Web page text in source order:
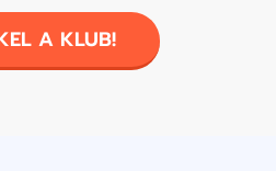
A KLUB!